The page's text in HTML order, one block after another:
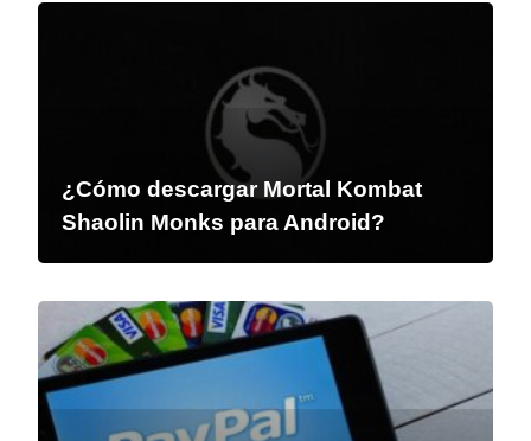
¿Cómo descargar Mortal Kombat
Shaolin Monks para Android?